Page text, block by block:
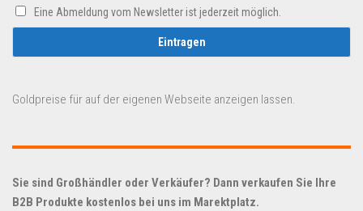
Eine Abmeldung vom Newsletter ist jederzeit möglich.
Goldpreise für auf der eigenen Webseite anzeigen lassen.
Sie sind Großhändler oder Verkäufer? Dann verkaufen Sie Ihre
B2B Produkte kostenlos bei uns im Marektplatz.